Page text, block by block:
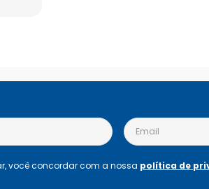
você concordar com a nossa política de